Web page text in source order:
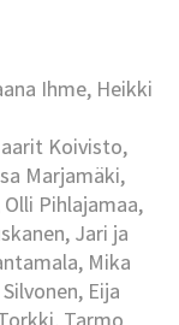
Ihme, Heikki
Koivisto,
Marjamäki,
Pihlajamaa,
Jari ja
Mika
Eija